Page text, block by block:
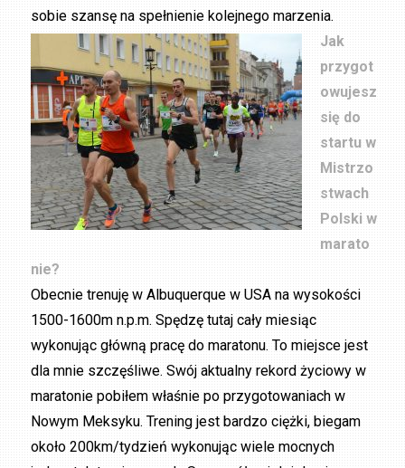
sobie szansę na spełnienie kolejnego marzenia.
Jak
przygot
owujesz
się do
startu w
Mistrzo
stwach
Polski w
marato
nie?
Obecnie trenuję w Albuquerque w USA na wysokości
1500-1600m n.p.m. Spędzę tutaj cały miesiąc
wykonując główną pracę do maratonu. To miejsce jest
dla mnie szczęśliwe. Swój aktualny rekord życiowy w
maratonie pobiłem właśnie po przygotowaniach w
Nowym Meksyku. Trening jest bardzo ciężki, biegam
około 200km/tydzień wykonując wiele mocnych